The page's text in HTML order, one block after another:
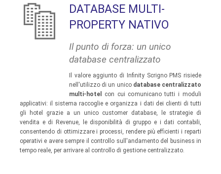
DATABASE MULTI-
PROPERTY NATIVO
Il punto di forza: un unico
database centralizzato
Il valore aggiunto di Infinity Scrigno PMS risiede
nell'utilizzo di un unico database centralizzato
multi-hotel
con cui comunicano tutti i moduli
applicativi: il sistema raccoglie e organizza i dati dei clienti di tutti
gli hotel grazie a un unico customer database, le strategie di
vendita e di Revenue, le disponibilità di gruppo e i dati contabili,
consentendo di ottimizzare i processi, rendere più efficienti i reparti
operativi e avere sempre il controllo sull'andamento del business in
tempo reale, per arrivare al controllo di gestione centralizzato.